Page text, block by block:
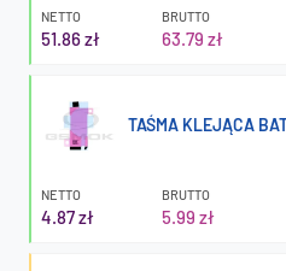
NETTO
51.86 zł
BRUTTO
63.79 zł
TAŚMA KLEJĄCA
NETTO
4.87 zł
BRUTTO
5.99 zł